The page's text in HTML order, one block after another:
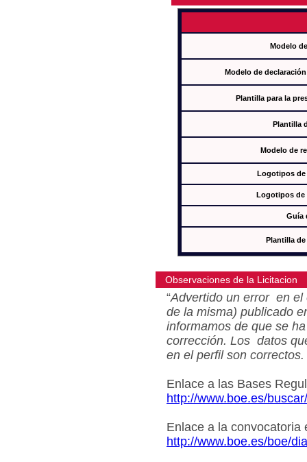
Modelo
Modelo de
Plantilla para la
Plantilla
Modelo de
Logotipos de
Logotipos de
Guía
Plantilla
Observaciones de la Licitacion
“Advertido un error en el
de la misma) publicado
informamos de que se
corrección. Los datos
en el perfil son correctos.
Enlace a las Bases
http://www.boe.es/
Enlace a la convocatoria
http://www.boe.es/boe/